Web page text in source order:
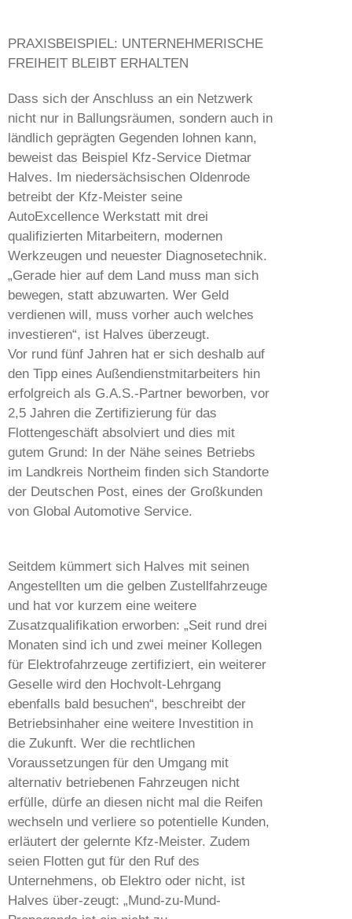
PRAXISBEISPIEL: UNTERNEHMERISCHE
FREIHEIT BLEIBT ERHALTEN
Dass sich der Anschluss an ein Netzwerk
nicht nur in Ballungsräumen, sondern auch in
ländlich geprägten Gegenden lohnen kann,
beweist das Beispiel Kfz-Service Dietmar
Halves. Im niedersächsischen Oldenrode
betreibt der Kfz-Meister seine
AutoExcellence Werkstatt mit drei
qualifizierten Mitarbeitern, modernen
Werkzeugen und neuester Diagnosetechnik.
„Gerade hier auf dem Land muss man sich
bewegen, statt abzuwarten. Wer Geld
verdienen will, muss vorher auch welches
investieren“, ist Halves überzeugt.
Vor rund fünf Jahren hat er sich deshalb auf
den Tipp eines Außendienstmitarbeiters hin
erfolgreich als G.A.S.-Partner beworben, vor
2,5 Jahren die Zertifizierung für das
Flottengeschäft absolviert und dies mit
gutem Grund: In der Nähe seines Betriebs
im Landkreis Northeim finden sich Standorte
der Deutschen Post, eines der Großkunden
von Global Automotive Service.
Seitdem kümmert sich Halves mit seinen
Angestellten um die gelben Zustellfahrzeuge
und hat vor kurzem eine weitere
Zusatzqualifikation erworben: „Seit rund drei
Monaten sind ich und zwei meiner Kollegen
für Elektrofahrzeuge zertifiziert, ein weiterer
Geselle wird den Hochvolt-Lehrgang
ebenfalls bald besuchen“, beschreibt der
Betriebsinhaher eine weitere Investition in
die Zukunft. Wer die rechtlichen
Voraussetzungen für den Umgang mit
alternativ betriebenen Fahrzeugen nicht
erfülle, dürfe an diesen nicht mal die Reifen
wechseln und verliere so potentielle Kunden,
erläutert der gelernte Kfz-Meister. Zudem
seien Flotten gut für den Ruf des
Unternehmens, ob Elektro oder nicht, ist
Halves über-zeugt: „Mund-zu-Mund-